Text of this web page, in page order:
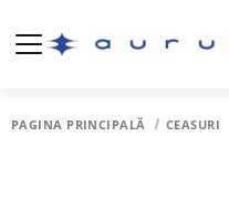
PAGINA PRINCIPALĂ CEASURI